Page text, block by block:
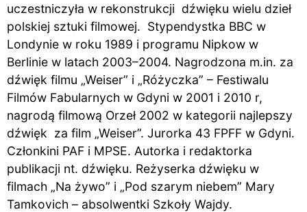
uczestniczyła w rekonstrukcji dźwięku wielu dzieł
polskiej sztuki filmowej. Stypendystka BBC w
Londynie w roku 1989 i programu Nipkow w
Berlinie w latach 2003–2004. Nagrodzona m.in. za
dźwięk filmu „Weiser” i „Różyczka” – Festiwalu
Filmów Fabularnych w Gdyni w 2001 i 2010 r,
nagrodą filmową Orzeł 2002 w kategorii najlepszy
dźwięk za film „Weiser”. Jurorka 43 FPFF w Gdyni.
Członkini PAF i MPSE. Autorka i redaktorka
publikacji nt. dźwięku. Reżyserka dźwięku w
filmach „Na żywo” i „Pod szarym niebem” Mary
Tamkovich – absolwentki Szkoły Wajdy.